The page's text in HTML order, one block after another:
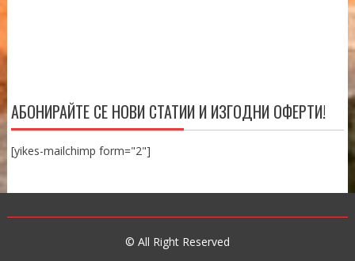
АБОНИРАЙТЕ СЕ НОВИ СТАТИИ И ИЗГОДНИ ОФЕРТИ!
[yikes-mailchimp form="2"]
© All Right Reserved